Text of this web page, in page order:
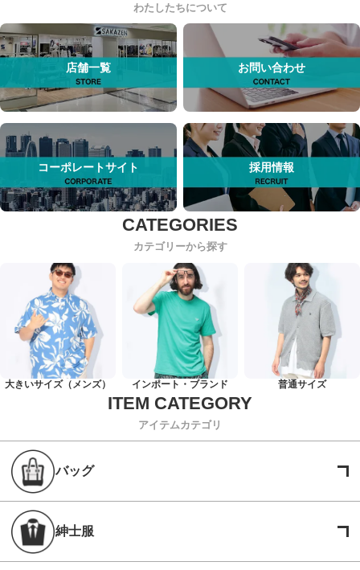
わたしたちについて
店舗一覧 お問い合わせ
コーポレートサイト 採用情報
カテゴリーから探す
大きいサイズ（メンズ） インポート・ブランド 普通サイズ
アイテムカテゴリ
バッグ
紳士服